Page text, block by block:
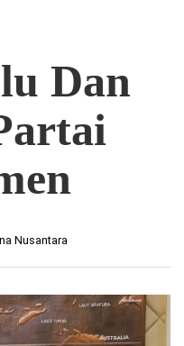
Dan
Nusantara